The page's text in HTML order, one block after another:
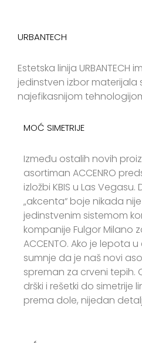
URBANTECH
Estetska linija
jedinstven izbor materijala
najefikasnijom
MOĆ SIMETRIJE
Između ostalih novih
asortiman ACCENRO
izložbi KBIS u Las
„akcenta“ boje nikada
jedinstvenim sistemom
kompanije Fulgor Milano
ACCENTO. Ako je lepota
sumnje da je naš novi
spreman za crveni tepih.
drški i rešetki do simetrije
prema dole, nijedan